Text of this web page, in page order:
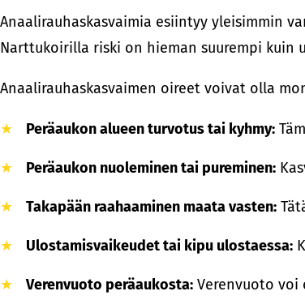
Anaalirauhaskasvaimia esiintyy yleisimmin
Narttukoirilla riski on hieman suurempi kuin
Anaalirauhaskasvaimen oireet voivat olla
Peräaukon alueen turvotus tai kyhmy:
Peräaukon nuoleminen tai pureminen:
Takapään raahaaminen maata vasten:
Ulostamisvaikeudet tai kipu ulostaessa:
Verenvuoto peräaukosta: Verenvuoto voi